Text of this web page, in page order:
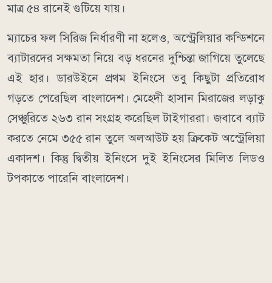
মাত্র ৫৪ রানেই গুটিয়ে যায়।
ম্যাচের ফল সিরিজ নির্ধারণী না হলেও, অস্ট্রেলিয়ার কন্ডিশনে
ব্যাটারদের সক্ষমতা নিয়ে বড় ধরনের দুশ্চিন্তা জাগিয়ে তুলেছে
এই হার। ডারউইনে প্রথম ইনিংসে তবু কিছুটা প্রতিরোধ
গড়তে পেরেছিল বাংলাদেশ। মেহেদী হাসান মিরাজের লড়াকু
সেঞ্চুরিতে ২৬৩ রান সংগ্রহ করেছিল টাইগাররা। জবাবে ব্যাট
করতে নেমে ৩৫৫ রান তুলে অলআউট হয় ক্রিকেট অস্ট্রেলিয়া
একাদশ। কিন্তু দ্বিতীয় ইনিংসে দুই ইনিংসের মিলিত লিডও
টপকাতে পারেনি বাংলাদেশ।